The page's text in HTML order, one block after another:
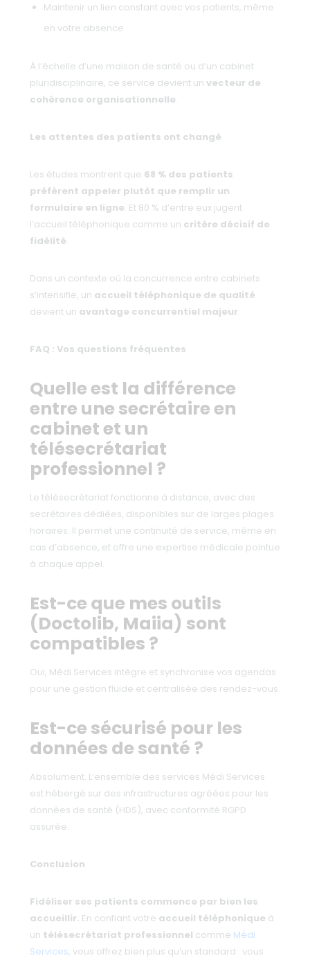
Maintenir un lien constant avec vos patients, même
en votre absence
À l’échelle d’une maison de santé ou d’un cabinet
pluridisciplinaire, ce service devient un vecteur de
cohérence organisationnelle.
Les attentes des patients ont changé
Les études montrent que 68 % des patients
préfèrent appeler plutôt que remplir un
formulaire en ligne. Et 80 % d’entre eux jugent
l’accueil téléphonique comme un critère décisif de
fidélité.
Dans un contexte où la concurrence entre cabinets
s’intensifie, un accueil téléphonique de qualité
devient un avantage concurrentiel majeur.
FAQ : Vos questions fréquentes
Quelle est la différence
entre une secrétaire en
cabinet et un
télésecrétariat
professionnel ?
Le télésecrétariat fonctionne à distance, avec des
secrétaires dédiées, disponibles sur de larges plages
horaires. Il permet une continuité de service, même en
cas d’absence, et offre une expertise médicale pointue
à chaque appel.
Est-ce que mes outils
(Doctolib, Maiia) sont
compatibles ?
Oui, Médi Services intègre et synchronise vos agendas
pour une gestion fluide et centralisée des rendez-vous.
Est-ce sécurisé pour les
données de santé ?
Absolument. L’ensemble des services Médi Services
est hébergé sur des infrastructures agréées pour les
données de santé (HDS), avec conformité RGPD
assurée.
Conclusion
Fidéliser ses patients commence par bien les
accueillir. En confiant votre accueil téléphonique à
un télésecrétariat professionnel comme Médi
Services, vous offrez bien plus qu’un standard : vous